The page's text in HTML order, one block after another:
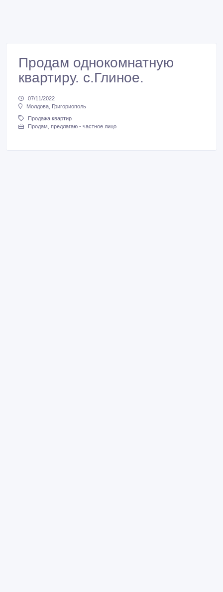
Продам однокомнатную
квартиру. с.Глиное.
07/11/2022
Молдова, Григориополь
Продажа квартир
Продам, предлагаю - частное лицо